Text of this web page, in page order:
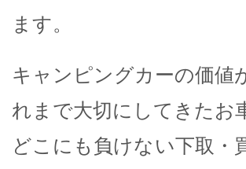
ます。
キャンピングカーの価値
れまで大切にしてきたお
どこにも負けない下取・